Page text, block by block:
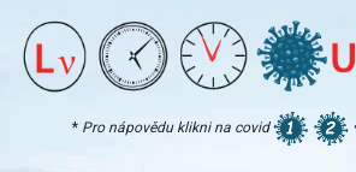
* Pro nápovědu klikni na covid